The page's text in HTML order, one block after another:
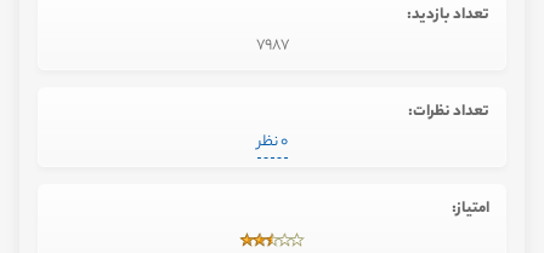
تعداد بازدید:
7987
تعداد نظرات:
0 نظر
امتیاز: